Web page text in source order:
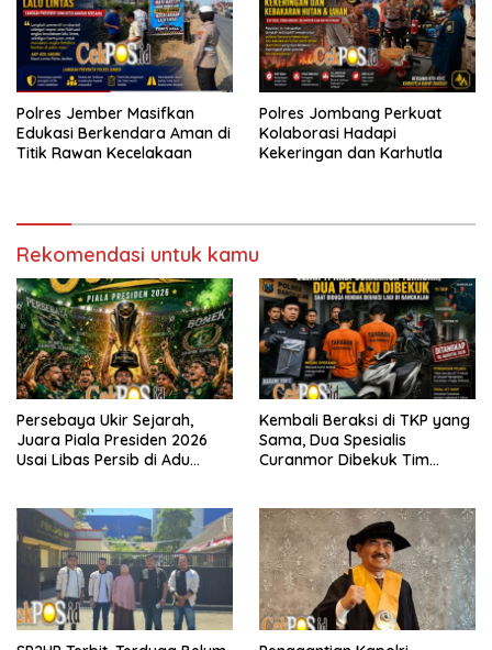
Polres Jember Masifkan
Edukasi Berkendara Aman di
Titik Rawan Kecelakaan
Polres Jombang Perkuat
Kolaborasi Hadapi
Kekeringan dan Karhutla
Rekomendasi untuk kamu
Persebaya Ukir Sejarah,
Juara Piala Presiden 2026
Usai Libas Persib di Adu
Kembali Beraksi di TKP yang
Sama, Dua Spesialis
Curanmor Dibekuk Tim